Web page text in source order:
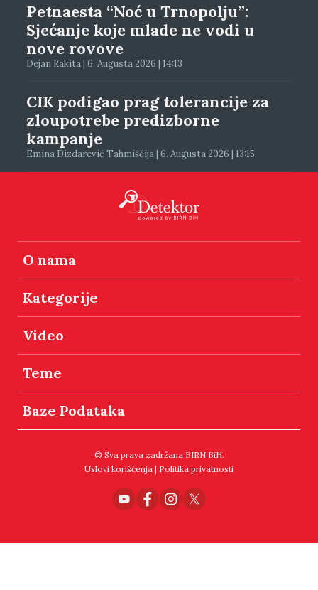
Petnaesta “Noć u Trnopolju”:
Sjećanje koje mlade ne vodi u
nove rovove
Dejan Rakita | 6. Augusta 2026 | 14:13
CIK podigao prag tolerancije za
zloupotrebe predizborne
kampanje
Emina Dizdarević Tahmiščija | 6. Augusta 2026 | 13:15
O nama
Kategorije
Video
Teme
Baze Podataka
© Sva prava zadržana BIRN BiH.
Uslovi korišćenja | Politika privatnosti